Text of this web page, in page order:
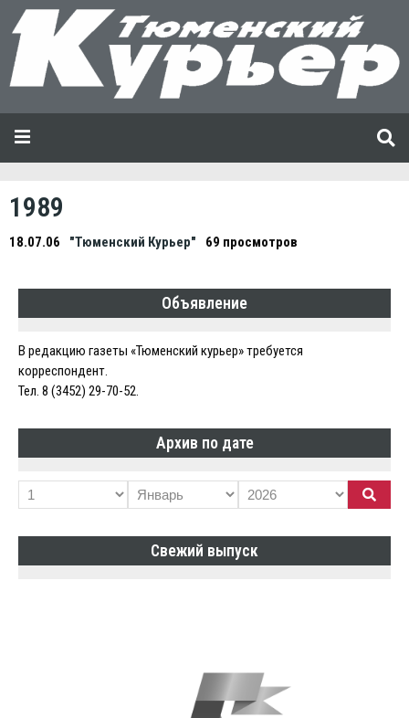
1989
18.07.06 "Тюменский Курьер" 69 просмотров
Объявление
В редакцию газеты «Тюменский курьер» требуется
корреспондент.
Тел. 8 (3452) 29-70-52.
Архив по дате
Свежий выпуск